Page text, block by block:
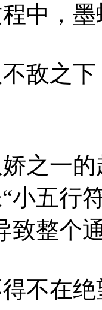
中，墨
敌之下
之一的
小五行
致整个
不在绝